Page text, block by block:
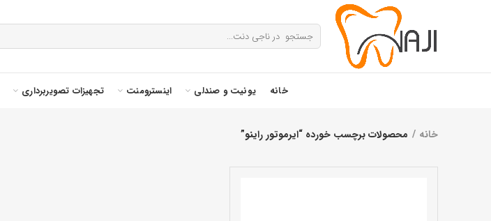
خانه یونیت و صندلی اینسترومنت تجهیزات تصویربرداری
خانه محصولات برچسب خورده “ایرموتور راینو”